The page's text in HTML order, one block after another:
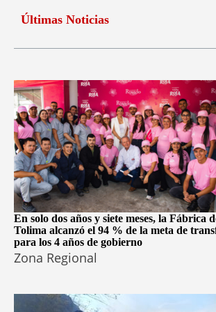
Últimas Noticias
En solo dos años y siete meses, la Fábrica
Tolima alcanzó el 94 % de la meta de
para los 4 años de gobierno
Zona Regional